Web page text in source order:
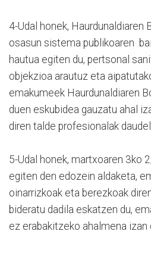
4-Udal honek,
osasun sistema publikoaren
hautua egiten du, pertsonal
objekzioa arautuz eta
emakumeek Haurdunaldiaren
duen eskubidea gauzatu ahal
diren talde profesionalak
5-Udal honek, martxoaren 3ko
egiten den edozein aldaketa,
oinarrizkoak eta berezkoak
bideratu dadila eskatzen du,
ez erabakitzeko ahalmena izan